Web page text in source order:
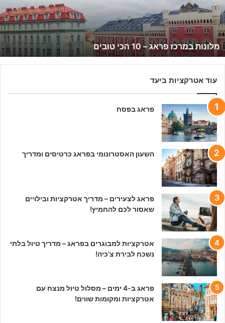
ת
ב
מ
ר
כ
ז
פ
ג
–
כ
ב
מלונות במרכז פראג – 10 הכי טובים
עוד אטרקציות ביעד
פראג בפסח
השעון האסטרונומי בפראג כרטיסים ומדריך
פראג לצעירים – מדריך אטרקציות ובילויים
שאסור לכם להחמיץ!
אטרקציות למבוגרים בפראג – מדריך טיול בלתי
נשכח לבירת צ’כיה!
פראג ב-4 ימים – מסלול טיול מנצח עם
אטרקציות ומקומות שווים!